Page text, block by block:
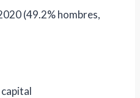
(49.2% hombres,
capital